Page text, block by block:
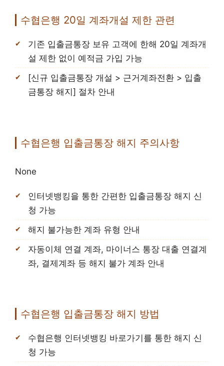
수협은행 20일 계좌개설 제한 관련
기존 입출금통장 보유 고객에 한해 20일 계좌개
설 제한 없이 예적금 가입 가능
[신규 입출금통장 개설 > 근거계좌전환 > 입출
금통장 해지] 절차 안내
수협은행 입출금통장 해지 주의사항
None
인터넷뱅킹을 통한 간편한 입출금통장 해지 신
청 가능
해지 불가능한 계좌 유형 안내
자동이체 연결 계좌, 마이너스 통장 대출 연결계
좌, 결제계좌 등 해지 불가 계좌 안내
수협은행 입출금통장 해지 방법
수협은행 인터넷뱅킹 바로가기를 통한 해지 신
청 가능